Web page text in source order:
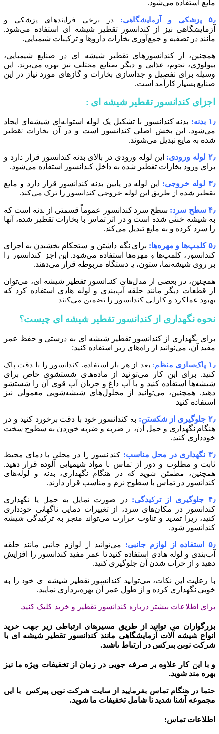
مایع استفاده می‌شود.
۵٫ پزشکی و آزمایشگاهی:
در برخی فرایندهای پزشکی و
آزمایشگاهی نیز از کندانسور تقطیر شیشه‌ ای استفاده می‌شود.
مانند در تصفیه و جمع‌آوری بخارات داروها و ترکیبات شیمیایی.
همچنین، از کندانسورهای تقطیر شیشه‌ ای در صنایع شیمیایی،
بیولوژی، نجوم، غذایی و دیگر صنایع مختلف نیز بهره می‌برند. این
وسیله برای تفصیل و جداسازی بخارات و گازهای مورد نیاز در این
صنایع بسیار کارآمد است.
اجزای کندانسور تقطیر شیشه ای :
۱٫ بدنه:
بدنه کندانسور با تشکیل یک لوله استوانه‌ای شیشه‌ای ایجاد
می‌شود. این بخش اصلی کندانسور است و در آن بخارات تقطیر
شده به مایع تبدیل می‌شوند.
۲٫ لوله ورودی:
این لوله ورودی در بالای بدنه کندانسور قرار دارد و
برای ورود بخارات تقطیر شده به داخل کندانسور استفاده می‌شود.
۳٫ لوله خروجی:
این لوله در پایین بدنه کندانسور قرار دارد و مایع
تقطیر شده از طریق این لوله خروجی کندانسور را ترک می‌کند.
۴٫ سطح سرد:
سطح سرد کندانسور عموماً قسمتی از بدنه است که
به شیشه خنثی شده است و در اثر تماس با بخارات تقطیر شده، آنها
را سرد کرده و به مایع تبدیل می‌کند.
۵٫ کلمپ‌ها و مهره‌ها:
برای نگه داشتن و استحکام بخشیدن به اجزای
کندانسور، کلمپ‌ها و مهره‌ها استفاده می‌شود. این اجزا کندانسور را
بر روی شیشه‌نما، ستون، یا دستگاه مربوطه قرار می‌دهند.
همچنین، در بعضی از مدل‌های کندانسور تقطیر شیشه‌ ای، می‌توان
از قطعات دیگر مانند حلقه آب‌بندی و لوله هادی استفاده کرد که
بهبود عملکرد و کارایی کندانسور را تضمین می‌کنند.
نحوه نگهداری از کندانسور تقطیر شیشه ای چیست؟
برای نگهداری از کندانسور تقطیر شیشه‌ ای به درستی و حفظ عمر
مفید آن، می‌توانید از راه‌های زیر استفاده کنید:
۱٫ پاک‌سازی منظم:
بعد از هر بار استفاده، کندانسور را با دقت پاک
کنید. برای این کار می‌توانید از ماده‌های شستشوی خاص برای
شیشه‌ها استفاده کنید و با آب داغ و جریان آب قوی آن را شستشو
دهید. همچنین، می‌توانید از محلول‌های شیشه‌شویی معمولی نیز
استفاده کنید.
۲٫ جلوگیری از شکستن:
به کندانسور خود با دقت برخورد کنید و در
هنگام نگهداری و حمل آن، از ضربه و ضربه خوردن به سطوح سخت
خودداری کنید.
۳٫ نگهداری در محل مناسب:
کندانسور را در محلی با دمای محیط
ثابت و مطلوب و دور از تماس با مواد شیمیایی آلوده قرار دهید.
همچنین، مطمئن شوید که در هنگام نگهداری، بدنه و لوله‌های
کندانسور در تماس با سطوح نرم و مناسب قرار دارند.
۴٫ جلوگیری از ترکیدگی:
در صورت تمایل به حمل یا نگهداری
کندانسور در مکان‌های سرد، از تغییرات دمایی ناگهانی خودداری
کنید، زیرا تمدید و تناوب حرارت می‌تواند منجر به ترکیدگی شیشه
کندانسور شود.
۵٫ استفاده از لوازم جانبی:
می‌توانید از لوازم جانبی مانند حلقه
آب‌بندی و لوله هادی استفاده کنید تا عمر مفید کندانسور را افزایش
دهید و از خراب شدن آن جلوگیری کنید.
با رعایت این نکات، می‌توانید کندانسور تقطیر شیشه‌ ای خود را به
خوبی نگهداری کرده و از طول عمر آن بهره‌برداری نمایید.
برای اطلاعات بیشتر درباره کندانسور تقطیر و خرید کلیک کنید.
بزرگواران می توانید از طریق مسیرهای ارتباطی زیر جهت خرید
انواع شیشه آلات آزمایشگاهی مانند کندانسور تقطیر شیشه ای با
شرکت نوین پیرکس در ارتباط باشید.
و با این کار علاوه بر صرفه جویی در زمان از تخفیفات ویژه ما نیز
بهره مند شوید.
حتما در هنگام تماس بفرمایید از سایت شرکت نوین پیرکس
با این
مجموعه آشنا شدید تا شامل تخفیفات ما شوید.
اطلاعات تماس: